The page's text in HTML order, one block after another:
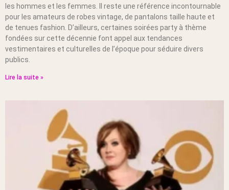
les hommes et les femmes. Il reste une référence incontournable
pour les amateurs de robes vintage, de pantalons taille haute et
de tenues fashion. D’ailleurs, certaines soirées party à thème
fondées sur cette décennie font appel aux tendances
vestimentaires et culturelles de l’époque pour séduire divers
publics.
Lire la suite »